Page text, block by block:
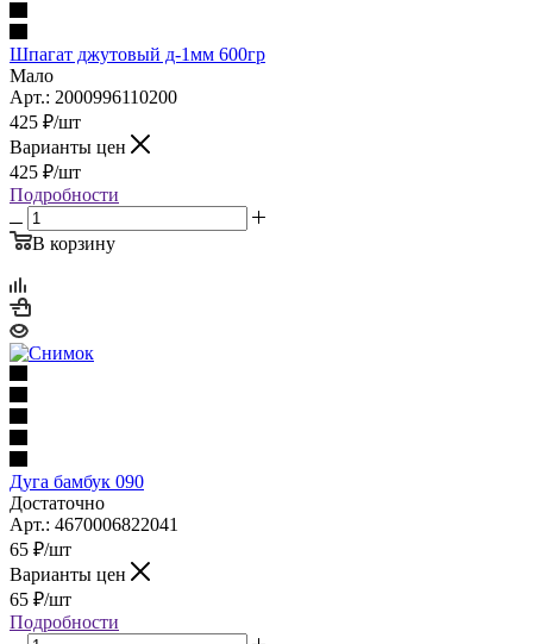
Шпагат джутовый д-1мм 600гр
Мало
Арт.: 2000996110200
425 ₽/шт
Варианты цен
425 ₽/шт
Подробности
В корзину
Дуга бамбук 090
Достаточно
Арт.: 4670006822041
65 ₽/шт
Варианты цен
65 ₽/шт
Подробности